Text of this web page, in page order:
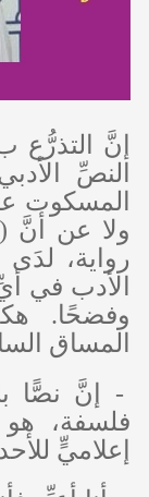
إنَّ
النصِّ
المسكوت
ولا عن أنَّ
رواية،
الأدب في
وفضحًا.
المساق
- إنَّ نصًّا
فلسفة،
إعلاميٍّ